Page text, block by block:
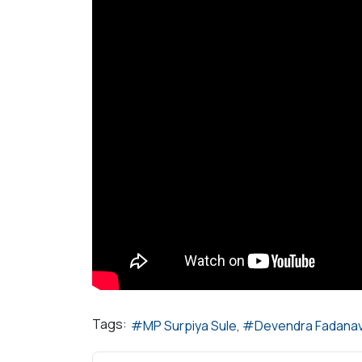
Tags: MP Surpiya Sule Devendra